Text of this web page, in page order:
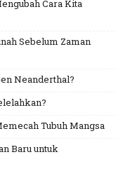
Cara Kita
Sebelum Zaman
Neanderthal?
Tubuh Mangsa
Baru untuk